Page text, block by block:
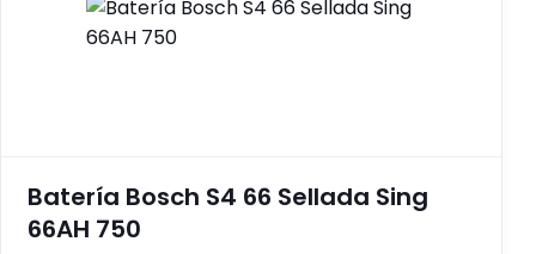
Batería Bosch S4 66 Sellada Sing
66AH 750